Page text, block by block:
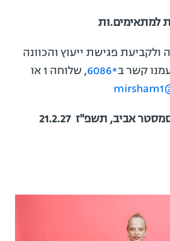
למתאימים.ות
ולקביעת פגישת ייעוץ והכוונה
קשר ב*6086
, שלוחה 1 או
אביב, תשפ"ז 21.2.27